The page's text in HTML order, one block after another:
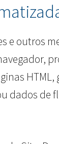
outros
dados